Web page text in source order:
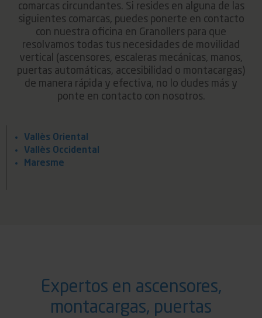
comarcas circundantes. Si resides en alguna de las
siguientes comarcas, puedes ponerte en contacto
con nuestra oficina en Granollers para que
resolvamos todas tus necesidades de movilidad
vertical (ascensores, escaleras mecánicas, manos,
puertas automáticas, accesibilidad o montacargas)
de manera rápida y efectiva, no lo dudes más y
ponte en contacto con nosotros.
Vallès Oriental
Vallès Occidental
Maresme
Expertos en ascensores,
montacargas, puertas